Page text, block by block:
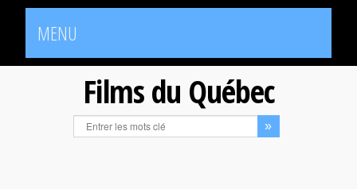
MENU
Films du Québec